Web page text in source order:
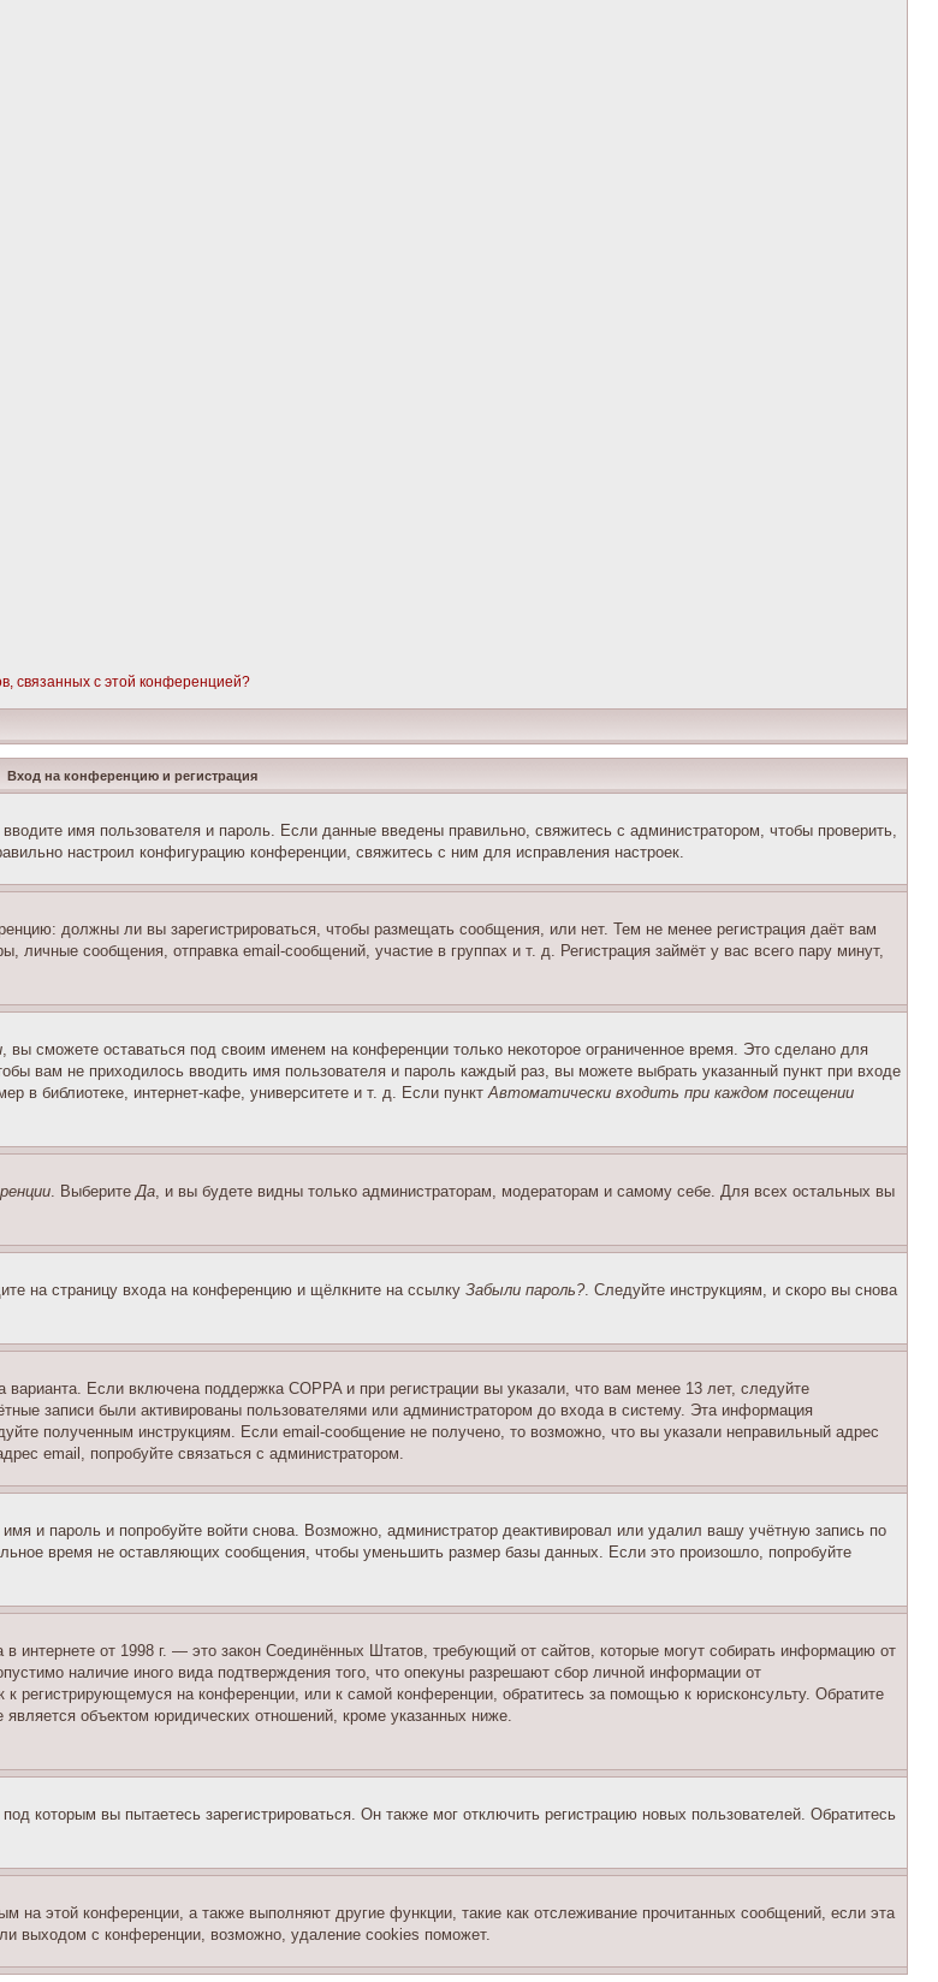
связанных с этой конференцией?
Вход на конференцию и регистрация
имя пользователя и пароль. Если данные введены правильно, свяжитесь с администратором, чтобы проверить,
настроил конфигурацию конференции, свяжитесь с ним для исправления настроек.
должны ли вы зарегистрироваться, чтобы размещать сообщения, или нет. Тем не менее регистрация даёт вам
сообщения, отправка email-сообщений, участие в группах и т. д. Регистрация займёт у вас всего пару минут,
, вы сможете оставаться под своим именем на конференции только некоторое ограниченное время. Это сделано для
вам не приходилось вводить имя пользователя и пароль каждый раз, вы можете выбрать указанный пункт при входе
в библиотеке, интернет-кафе, университете и т. д. Если пунктАвтоматически входить при каждом посещении
. ВыберитеДа, и вы будете видны только администраторам, модераторам и самому себе. Для всех остальных вы
на страницу входа на конференцию и щёлкните на ссылку Забыли пароль?. Следуйте инструкциям, и скоро вы снова
Если включена поддержка COPPA и при регистрации вы указали, что вам менее 13 лет, следуйте
записи были активированы пользователями или администратором до входа в систему. Эта информация
полученным инструкциям. Если email-сообщение не получено, то возможно, что вы указали неправильный адрес
email, попробуйте связаться с администратором.
и пароль и попробуйте войти снова. Возможно, администратор деактивировал или удалил вашу учётную запись по
время не оставляющих сообщения, чтобы уменьшить размер базы данных. Если это произошло, попробуйте
интернете от 1998 г. — это закон Соединённых Штатов, требующий от сайтов, которые могут собирать информацию от
наличие иного вида подтверждения того, что опекуны разрешают сбор личной информации от
на конференции, или к самой конференции, обратитесь за помощью к юрисконсульту. Обратите
объектом юридических отношений, кроме указанных ниже.
которым вы пытаетесь зарегистрироваться. Он также мог отключить регистрацию новых пользователей. Обратитесь
на этой конференции, а также выполняют другие функции, такие как отслеживание прочитанных сообщений, если эта
выходом с конференции, возможно, удаление cookies поможет.